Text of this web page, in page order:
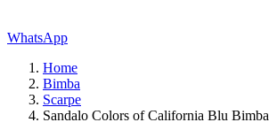
WhatsApp
Home
Bimba
Scarpe
Sandalo Colors of California Blu Bimba